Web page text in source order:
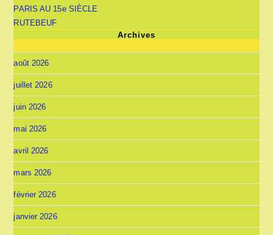
PARIS AU 15e SIÈCLE
RUTEBEUF
Archives
août 2026
juillet 2026
juin 2026
mai 2026
avril 2026
mars 2026
février 2026
janvier 2026